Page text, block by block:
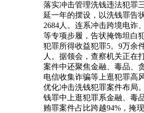
落实冲击管理洗钱违法犯罪
延一年的摆设，以洗钱罪告
2684人。连系冲击跨境电诈
等专项步履，告状掩饰坦白
犯罪所得收益犯罪5。9万余
人。据领会，查察机关正在
案件中还聚焦金融、毒品、
电信收集诈骗等上逛犯罪高
优化冲击洗钱犯罪案件布局
钱罪中上逛犯罪系金融、毒
贿罪案件占比跨越94%，掩